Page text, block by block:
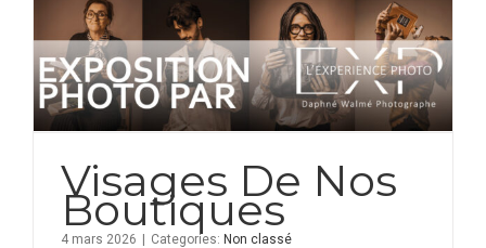
Visages De Nos
Boutiques
4 mars 2026 | Categories: Non classé